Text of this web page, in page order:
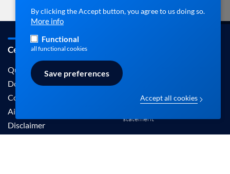
Cebam / ebpracticenet
Qui sommes-nous
Documentation
Contact
Aide
Disclaimer
statement
By clicking the Accept button, you agree to us doing so.
More info
Functional
all functional cookies
Save preferences
Accept all cookies